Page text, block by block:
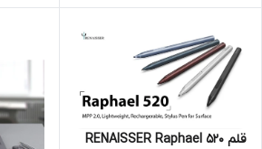
قلم RENAISSER Raphael 520